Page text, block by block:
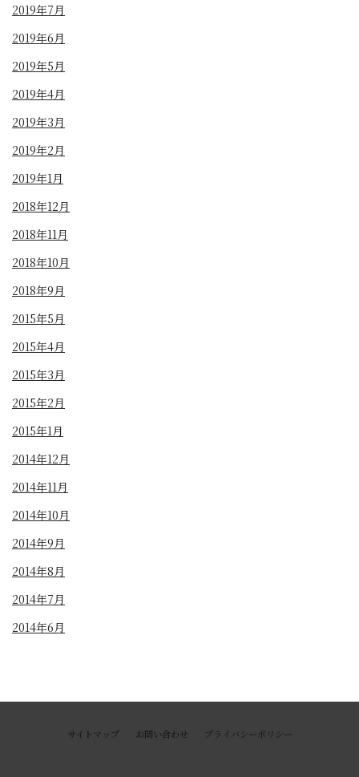
2019年7月
2019年6月
2019年5月
2019年4月
2019年3月
2019年2月
2019年1月
2018年12月
2018年11月
2018年10月
2018年9月
2015年5月
2015年4月
2015年3月
2015年2月
2015年1月
2014年12月
2014年11月
2014年10月
2014年9月
2014年8月
2014年7月
2014年6月
サイトマップ お問い合わせ プライバシーポリシー